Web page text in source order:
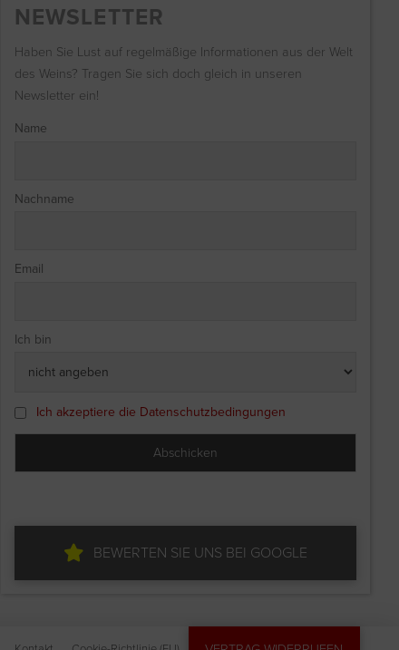
NEWSLETTER
Haben Sie Lust auf regelmäßige Informationen aus der Welt
des Weins? Tragen Sie sich doch gleich in unseren
Newsletter ein!
Name
Nachname
Email
Ich bin
Ich akzeptiere die Datenschutzbedingungen
BEWERTEN SIE UNS BEI GOOGLE